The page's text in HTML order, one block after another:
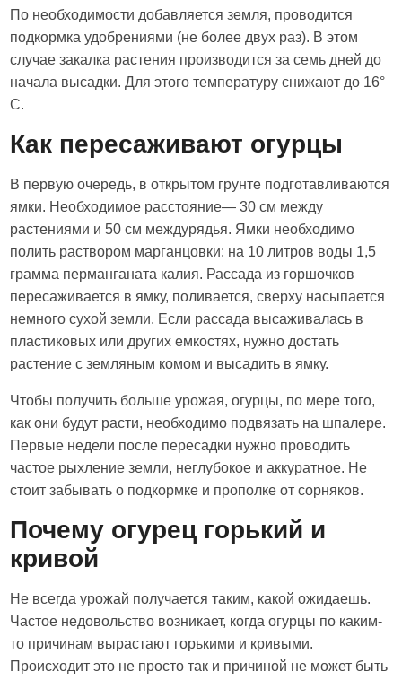
По необходимости добавляется земля, проводится
подкормка удобрениями (не более двух раз). В этом
случае закалка растения производится за семь дней до
начала высадки. Для этого температуру снижают до 16°
С.
Как пересаживают огурцы
В первую очередь, в открытом грунте подготавливаются
ямки. Необходимое расстояние— 30 см между
растениями и 50 см междурядья. Ямки необходимо
полить раствором марганцовки: на 10 литров воды 1,5
грамма перманганата калия. Рассада из горшочков
пересаживается в ямку, поливается, сверху насыпается
немного сухой земли. Если рассада высаживалась в
пластиковых или других емкостях, нужно достать
растение с земляным комом и высадить в ямку.
Чтобы получить больше урожая, огурцы, по мере того,
как они будут расти, необходимо подвязать на шпалере.
Первые недели после пересадки нужно проводить
частое рыхление земли, неглубокое и аккуратное. Не
стоит забывать о подкормке и прополке от сорняков.
Почему огурец горький и
кривой
Не всегда урожай получается таким, какой ожидаешь.
Частое недовольство возникает, когда огурцы по каким-
то причинам вырастают горькими и кривыми.
Происходит это не просто так и причиной не может быть